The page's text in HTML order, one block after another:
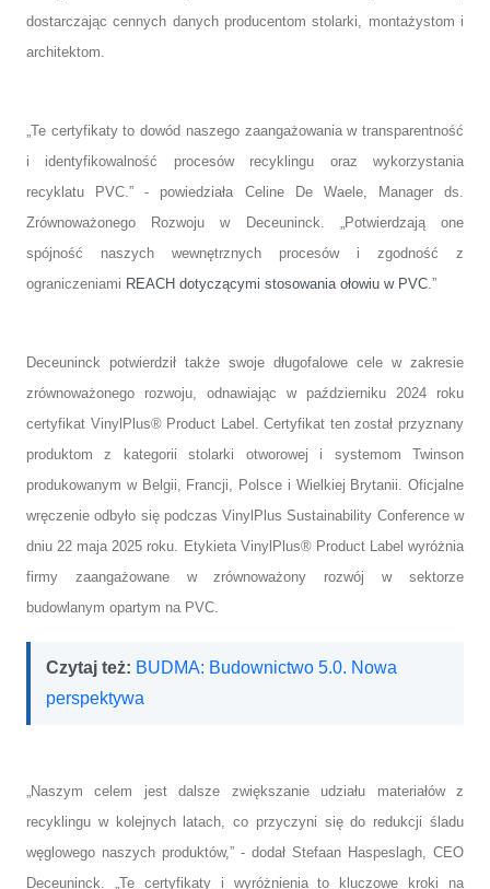
dostarczając cennych danych producentom stolarki, montażystom i
architektom.
„Te certyfikaty to dowód naszego zaangażowania w transparentność
i identyfikowalność procesów recyklingu oraz wykorzystania
recyklatu PVC.” - powiedziała Celine De Waele, Manager ds.
Zrównoważonego Rozwoju w Deceuninck. „Potwierdzają one
spójność naszych wewnętrznych procesów i zgodność z
ograniczeniami REACH dotyczącymi stosowania ołowiu w PVC .”
Deceuninck potwierdził także swoje długofalowe cele w zakresie
zrównoważonego rozwoju, odnawiając w październiku 2024 roku
certyfikat VinylPlus® Product Label. Certyfikat ten został przyznany
produktom z kategorii stolarki otworowej i systemom Twinson
produkowanym w Belgii, Francji, Polsce i Wielkiej Brytanii. Oficjalne
wręczenie odbyło się podczas VinylPlus Sustainability Conference w
dniu 22 maja 2025 roku. Etykieta VinylPlus® Product Label wyróżnia
firmy zaangażowane w zrównoważony rozwój w sektorze
budowlanym opartym na PVC.
Czytaj też: BUDMA: Budownictwo 5.0. Nowa
perspektywa
„Naszym celem jest dalsze zwiększanie udziału materiałów z
recyklingu w kolejnych latach, co przyczyni się do redukcji śladu
węglowego naszych produktów,” - dodał Stefaan Haspeslagh, CEO
Deceuninck. „Te certyfikaty i wyróżnienia to kluczowe kroki na